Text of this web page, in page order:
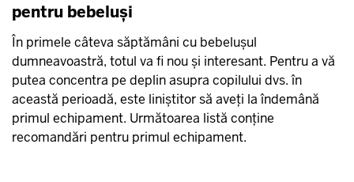
pentru bebeluși
În primele câteva săptămâni cu bebelușul
dumneavoastră, totul va fi nou și interesant. Pentru a vă
putea concentra pe deplin asupra copilului dvs. în
această perioadă, este liniștitor să aveți la îndemână
primul echipament. Următoarea listă conține
recomandări pentru primul echipament.